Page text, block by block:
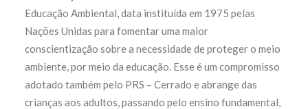
Educação Ambiental, data instituída em 1975 pelas
Nações Unidas para fomentar uma maior
conscientização sobre a necessidade de proteger o meio
ambiente, por meio da educação. Esse é um compromisso
adotado também pelo PRS – Cerrado e abrange das
crianças aos adultos, passando pelo ensino fundamental,